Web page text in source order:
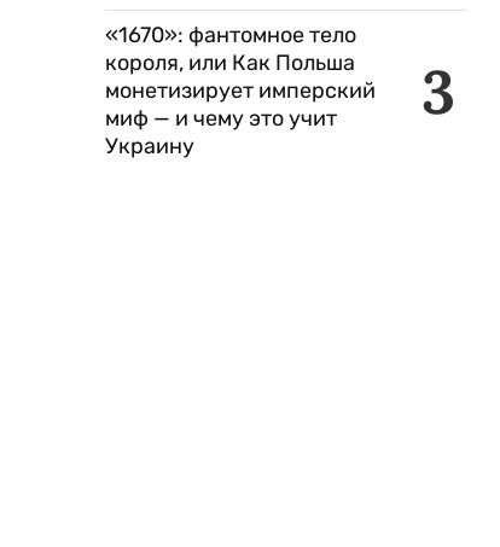
3
«1670»: фантомное тело
короля, или Как Польша
монетизирует имперский
миф — и чему это учит
Украину